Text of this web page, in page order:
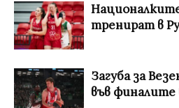
тренират в
Загуба за
във финалите